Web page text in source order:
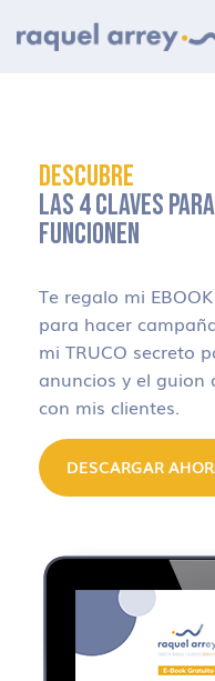
DESCUBRE
LAS 4 CLAVES
FUNCIONEN
Te regalo mi
para hacer
mi TRUCO secreto
anuncios y el guion
con mis clientes.
DESCARGAR